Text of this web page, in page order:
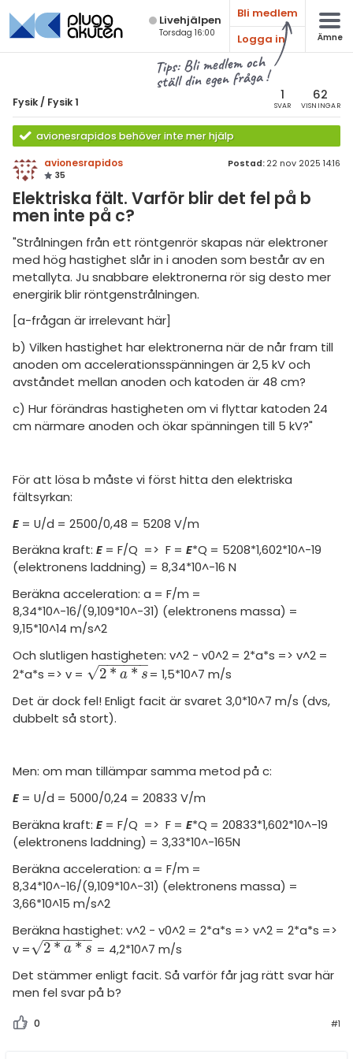
Live­hjälpen
Torsdag 16:00
Bli medlem
Logga in
Ämne
Tips: Bli medlem och
ställ din egen fråga !
Fysik / Fysik 1 1
SVAR
62
VISNINGAR
avionesrapidos behöver inte mer hjälp
avionesrapidos
35
Postad: 22 nov 2025 14:16
Elektriska fält. Varför blir det fel på b
men inte på c?
"Strålningen från ett röntgenrör skapas när elektroner
med hög hastighet slår in i anoden som består av en
metallyta. Ju snabbare elektronerna rör sig desto mer
energirik blir röntgenstrålningen.
[a-frågan är irrelevant här]
b) Vilken hastighet har elektronerna när de når fram till
anoden om accelerationsspänningen är 2,5 kV och
avståndet mellan anoden och katoden är 48 cm?
c) Hur förändras hastigheten om vi flyttar katoden 24
cm närmare anoden och ökar spänningen till 5 kV?"
För att lösa b måste vi först hitta den elektriska
fältsyrkan:
E = U/d = 2500/0,48 = 5208 V/m
Beräkna kraft: E = F/Q => F = E*Q = 5208*1,602*10^-19
(elektronens laddning) = 8,34*10^-16 N
Beräkna acceleration: a = F/m =
8,34*10^-16/(9,109*10^-31) (elektronens massa) =
9,15*10^14 m/s^2
Och slutligen hastigheten: v^2 - v0^2 = 2*a*s => v^2 =
2*a*s => v =
2 * a * s
− −
−−−−
√
2*a *s
= 1,5*10^7 m/s
Det är dock fel! Enligt facit är svaret 3,0*10^7 m/s (dvs,
dubbelt så stort).
Men: om man tillämpar samma metod på c:
E = U/d = 5000/0,24 = 20833 V/m
Beräkna kraft: E = F/Q => F = E*Q = 20833*1,602*10^-19
(elektronens laddning) = 3,33*10^-165N
Beräkna acceleration: a = F/m =
8,34*10^-16/(9,109*10^-31) (elektronens massa) =
3,66*10^15 m/s^2
Beräkna hastighet: v^2 - v0^2 = 2*a*s => v^2 = 2*a*s =>
v =
2 * a * s
− −
−−−−
√
2*a *s
= 4,2*10^7 m/s
Det stämmer enligt facit. Så varför får jag rätt svar här
men fel svar på b?
0 #1
Alla ämnen
Fysik
Alla trådar
Grundskola
Fysik 2
Universitet
MaFy (fysikdelen)
Allmänna diskussioner
Topplistor
För lärare
11 inloggade
Allmänna villkor
& Bygg
språk
ämnen